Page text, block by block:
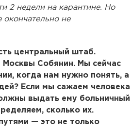
2 недели на карантине. Но
не
центральный штаб.
Москвы Собянин. Мы сейчас
когда нам нужно понять, а
Если мы сажаем человека
выдать ему больничный
сколько их.
— это не только